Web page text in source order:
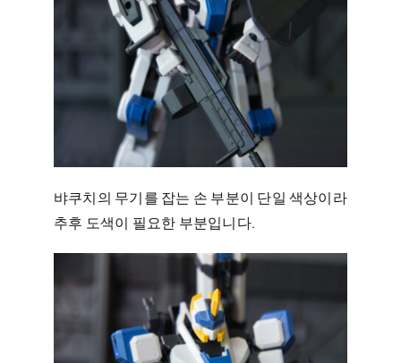
뱌쿠치의 무기를 잡는 손 부분이 단일 색상이라
추후 도색이 필요한 부분입니다.